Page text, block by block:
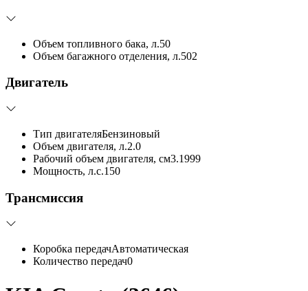
Объем топливного бака, л.50
Объем багажного отделения, л.502
Двигатель
Тип двигателяБензиновый
Объем двигателя, л.2.0
Рабочий объем двигателя, см3.1999
Мощность, л.с.150
Трансмиссия
Коробка передачАвтоматическая
Количество передач0